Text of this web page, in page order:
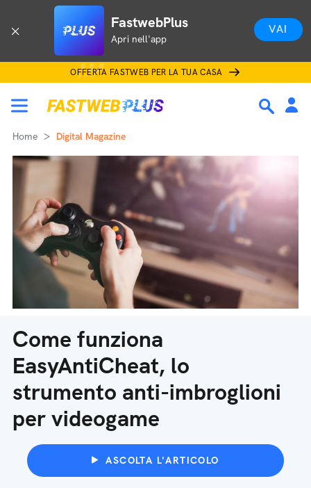
FastwebPlus
Apri nell'app
VAI
OFFERTA FASTWEB PER LA TUA CASA
Home Digital Magazine
Come funziona
EasyAntiCheat, lo
strumento anti-imbroglioni
per videogame
ASCOLTA L'ARTICOLO